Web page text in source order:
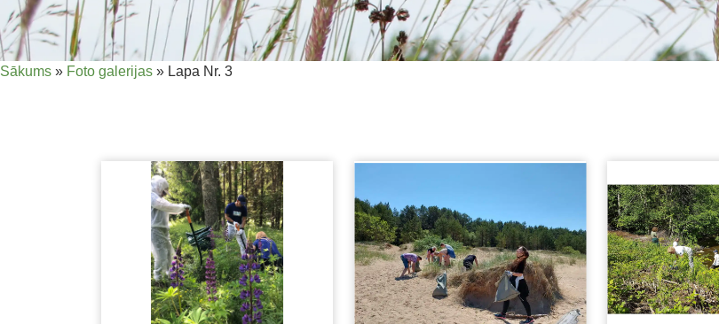
Sākums » Foto galerijas » Lapa Nr. 3